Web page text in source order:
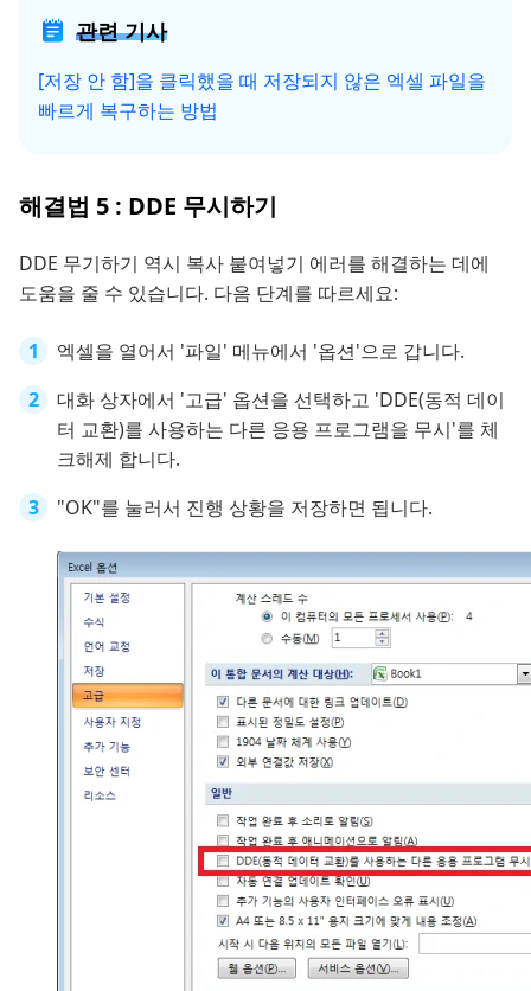
관련 기사
[저장 안 함]을 클릭했을 때 저장되지 않은 엑셀 파일을
빠르게 복구하는 방법
해결법 5 : DDE 무시하기
DDE 무기하기 역시 복사 붙여넣기 에러를 해결하는 데에
도움을 줄 수 있습니다. 다음 단계를 따르세요:
엑셀을 열어서 '파일' 메뉴에서 '옵션'으로 갑니다.
대화 상자에서 '고급' 옵션을 선택하고 'DDE(동적 데이
터 교환)를 사용하는 다른 응용 프로그램을 무시'를 체
크해제 합니다.
"OK"를 눌러서 진행 상황을 저장하면 됩니다.